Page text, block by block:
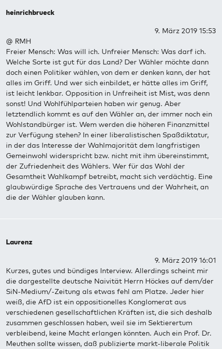
heinrichbrueck
9. März 2019 15:53
@ RMH
Freier Mensch: Was will ich. Unfreier Mensch: Was darf ich.
Welche Sorte ist gut für das Land? Der Wähler möchte dann
doch einen Politiker wählen, von dem er denken kann, der hat
alles im Griff. Und wer sich einbildet, er hätte alles im Griff,
ist leicht lenkbar. Opposition in Unfreiheit ist Mist, was denn
sonst! Und Wohlfühlparteien haben wir genug. Aber
letztendlich kommt es auf den Wähler an, der immer noch ein
Wohlstandbürger ist. Wem werden die höheren Finanzmittel
zur Verfügung stehen? In einer liberalistischen Spaßdiktatur,
in der das Interesse der Wahlmajorität dem langfristigen
Gemeinwohl widerspricht bzw. nicht mit ihm übereinstimmt,
der Zufriedenheit des Wählers. Wer für das Wohl der
Gesamtheit Wahlkampf betreibt, macht sich verdächtig. Eine
glaubwürdige Sprache des Vertrauens und der Wahrheit, an
die der Wähler glauben kann.
Laurenz
9. März 2019 16:01
Kurzes, gutes und bündiges Interview. Allerdings scheint mir
die dargestellte deutsche Naivität Herrn Höckes auf dem/der
SiN-Medium/-Zeitung als etwas fehl am Platze. Jeder hier
weiß, die AfD ist ein oppositionelles Konglomerat aus
verschiedenen gesellschaftlichen Kräften ist, die sich deshalb
zusammen geschlossen haben, weil sie im Sektierertum
verbleibend, keine Macht erlangen könnten. Auch ein Prof. Dr.
Meuthen sollte wissen, daß publizierte markt-liberale Politik